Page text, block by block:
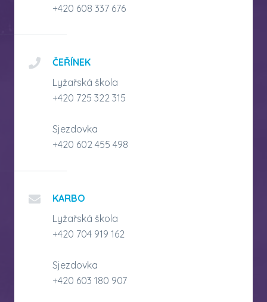
+420 608 337 676
ČEŘÍNEK
Lyžařská škola
+420 725 322 315
Sjezdovka
+420 602 455 498
KARBO
Lyžařská škola
+420 704 919 162
Sjezdovka
+420 603 180 907